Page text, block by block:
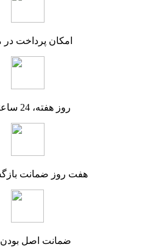
امکان پرداخت
7 روز هفته، 24 ساعته
هفت روز ضمانت
ضمانت اصل بودن